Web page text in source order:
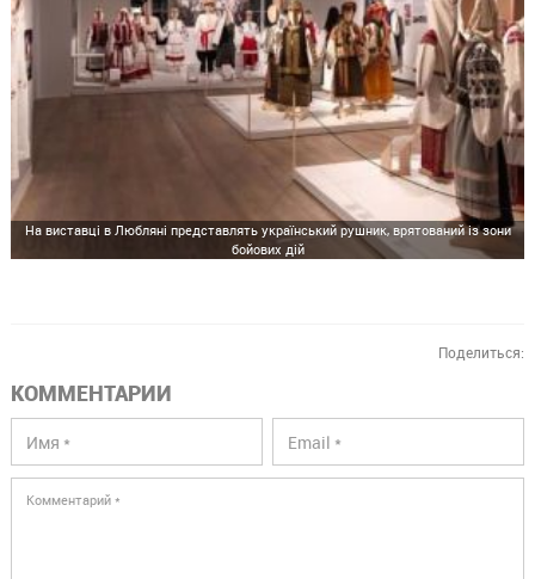
На виставці в Любляні представлять український рушник, врятований із зони
бойових дій
Поделиться:
КОММЕНТАРИИ